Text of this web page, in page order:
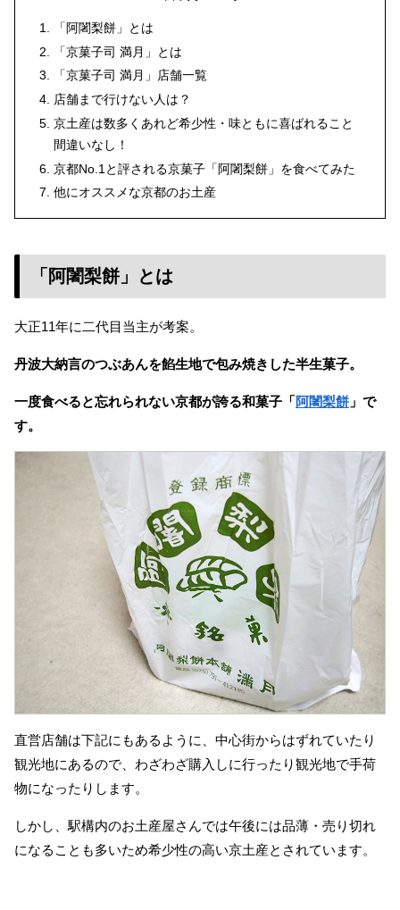
「阿闍梨餅」とは
「京菓子司 満月」とは
「京菓子司 満月」店舗一覧
店舗まで行けない人は？
京土産は数多くあれど希少性・味ともに喜ばれること
間違いなし！
京都No.1と評される京菓子「阿闍梨餅」を食べてみた
他にオススメな京都のお土産
「阿闍梨餅」とは
大正11年に二代目当主が考案。
丹波大納言のつぶあんを餡生地で包み焼きした半生菓子。
一度食べると忘れられない京都が誇る和菓子「阿闍梨餅 」で
す。
直営店舗は下記にもあるように、中心街からはずれていたり
観光地にあるので、わざわざ購入しに行ったり観光地で手荷
物になったりします。
しかし、駅構内のお土産屋さんでは午後には品薄・売り切れ
になることも多いため希少性の高い京土産とされています。